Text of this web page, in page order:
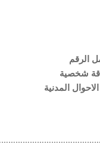
الرقم
شخصية
المدنية